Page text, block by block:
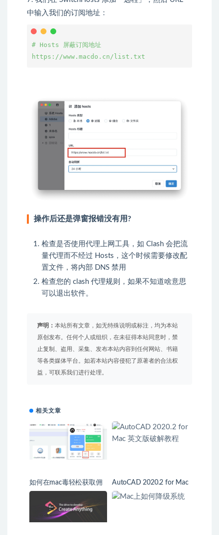
中输入我们的订阅地址：
# Hosts 屏蔽订阅地址
操作后还是弹窗报错没有用?
检查是否使用代理上网工具，如 Clash 会把流
量代理而不经过 Hosts，这个时候需要修改配
置文件，将内部 DNS 禁用
检查您的 clash 代理规则，如果不知道啥意思
可以退出软件。
声明： 本站所有文章，如无特殊说明或标注，均为本站
原创发布。任何个人或组织，在未征得本站同意时，禁
止复制、盗用、采集、发布本站内容到任何网站、书籍
等各类媒体平台。如若本站内容侵犯了原著者的合法权
益，可联系我们进行处理。
相关文章
如何在mac毒轻松获取佣
金收益
AutoCAD 2020.2 for Mac
英文版破解教程